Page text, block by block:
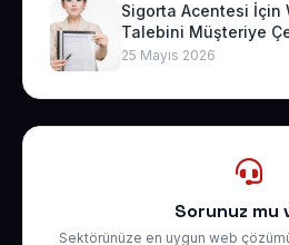
Sigorta Acentesi İçin
Talebini Müşteriye
25 Mayıs 2026
Sorunuz mu
Sektörünüze en uygun web